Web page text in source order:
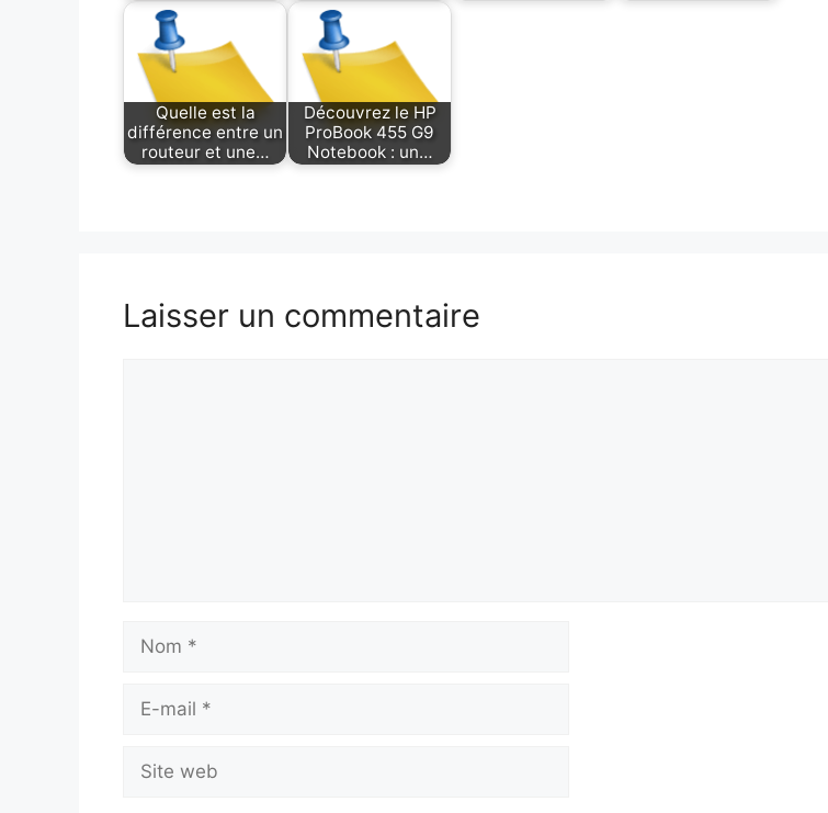
Quelle est la
différence entre un
routeur et une…
Découvrez le HP
ProBook 455 G9
Notebook : un…
Laisser un commentaire
Nom
Site
web